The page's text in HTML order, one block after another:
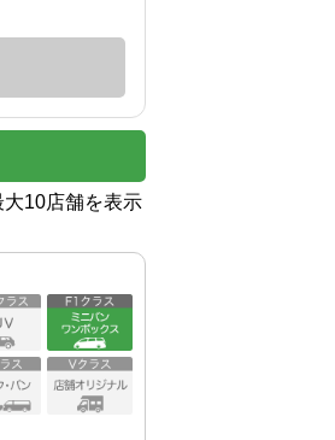
10店舗を表示